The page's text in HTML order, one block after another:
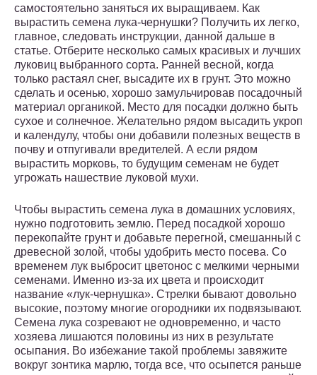
самостоятельно заняться их выращиваем. Как
вырастить семена лука-чернушки? Получить их легко,
главное, следовать инструкции, данной дальше в
статье. Отберите несколько самых красивых и лучших
луковиц выбранного сорта. Ранней весной, когда
только растаял снег, высадите их в грунт. Это можно
сделать и осенью, хорошо замульчировав посадочный
материал органикой. Место для посадки должно быть
сухое и солнечное. Желательно рядом высадить укроп
и календулу, чтобы они добавили полезных веществ в
почву и отпугивали вредителей. А если рядом
вырастить морковь, то будущим семенам не будет
угрожать нашествие луковой мухи.
Чтобы вырастить семена лука в домашних условиях,
нужно подготовить землю. Перед посадкой хорошо
перекопайте грунт и добавьте перегной, смешанный с
древесной золой, чтобы удобрить место посева. Со
временем лук выбросит цветонос с мелкими черными
семенами. Именно из-за их цвета и происходит
название «лук-чернушка». Стрелки бывают довольно
высокие, поэтому многие огородники их подвязывают.
Семена лука созревают не одновременно, и часто
хозяева лишаются половины из них в результате
осыпания. Во избежание такой проблемы завяжите
вокруг зонтика марлю, тогда все, что осыпется раньше